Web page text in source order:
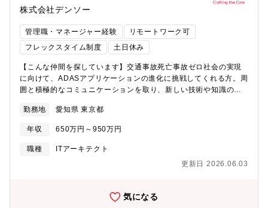
を目指します。コンピューティング分野の知識と実務経験の両方
を積み重ね、ご自身のキャリアを大きく広げることができます。
これまでの経験を生かし、さらにスケールの大きな開発に挑戦し
たい方のご応募をお待ちしています。【配属先】先端コンピュー
ティング開発本部【組織としてのミッション】持続可能なデジタ
ル社会を実現すべく、世界トップのテクノロジー開発に挑戦し、
新たなテクノロジープラットフォームを創り上げる【会社の魅
力】■働き方について ・全社で年間80％以上の在宅勤務活用率。
・コアタイム無しのフレックスタイム制、子育て、介護、私用問
わず私生活に合わせた働き方が実現可能。 ・サテライトオフィス
活き活きと働くための社内カルチャーの変革にも積極的に取り組
ループ全体でポスティング制度やFA制度が利用可能。 ・各部組織
エンゲージメントを高める活動にも力を入れており、定着する職
株式会社デンソー
管理職・マネージャー経験
リモートワーク可
フレックスタイム制度
土日休み
【こんな仲間を探しています】交通事故死亡事故ゼロ社会の実現
に向けて、ADASアプリケーションの進化に挑戦してくれる方。周
囲と積極的なコミュニケーションを取り、新しい技術や知識の習
我々は安心・快適なモビリティ社会の実現、進化に貢献するた
め、2035年に交通事故死亡者ゼロを目指しています。その中で衝
突回避アプリケーションのさらなる性能向上に取り組んでおり、
その実現に向けてともに挑戦して頂ける仲間を募集しています。
ン仕様検討からソフト実装や実車評価に至るまでの業務・顧客や
件管理、スケジューリング設計/検証・SoC内コア機能配置検討、
SWC間接続IF管理・ECU実機や実車の計測ログの解析、不具合解
勤務地 愛知県 東京都
年収 650万円～950万円
職種
ITアーキテクト
更新日 2026.06.03
気になる